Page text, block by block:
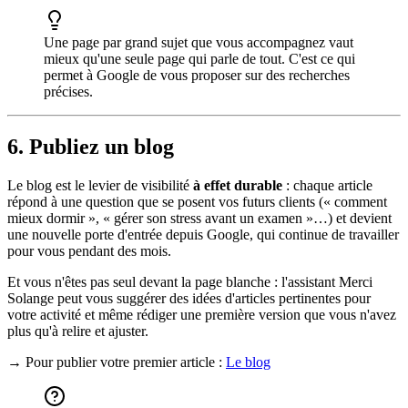
Une page par grand sujet que vous accompagnez vaut
mieux qu'une seule page qui parle de tout. C'est ce qui
permet à Google de vous proposer sur des recherches
précises.
6. Publiez un blog
Le blog est le levier de visibilité à effet durable : chaque article
répond à une question que se posent vos futurs clients (« comment
mieux dormir », « gérer son stress avant un examen »…) et devient
une nouvelle porte d'entrée depuis Google, qui continue de travailler
pour vous pendant des mois.
Et vous n'êtes pas seul devant la page blanche : l'assistant Merci
Solange peut vous suggérer des idées d'articles pertinentes pour
votre activité et même rédiger une première version que vous n'avez
plus qu'à relire et ajuster.
→ Pour publier votre premier article : Le blog